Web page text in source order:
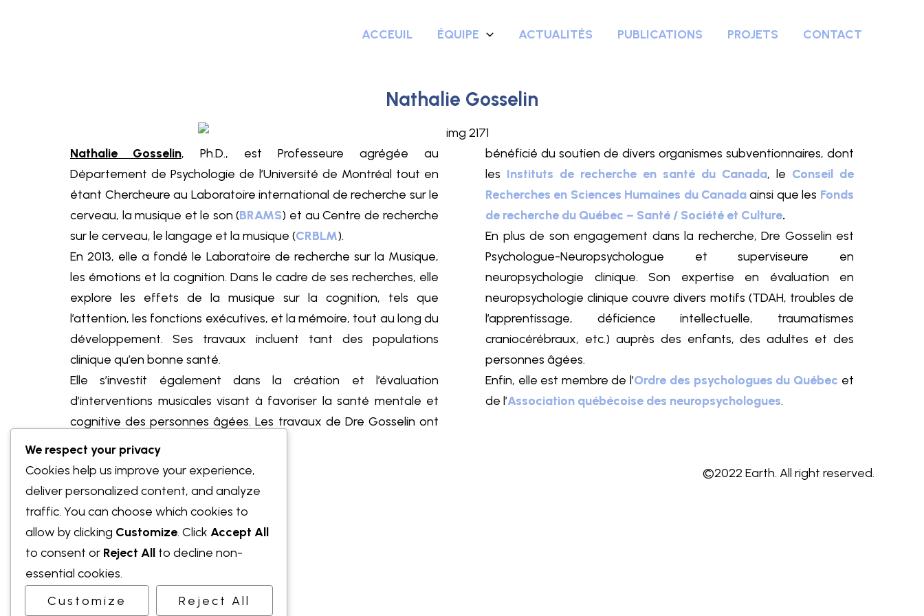
ACCEUIL ÉQUIPE ACTUALITÉS PUBLICATIONS PROJETS CONTACT
Nathalie Gosselin
Nathalie Gosselin, Ph.D., est Professeure agrégée au
Département de Psychologie de l’Université de Montréal tout en
étant Chercheure au Laboratoire international de recherche sur le
cerveau, la musique et le son (BRAMS) et au Centre de recherche
sur le cerveau, le langage et la musique (CRBLM).
En 2013, elle a fondé le Laboratoire de recherche sur la Musique,
les émotions et la cognition. Dans le cadre de ses recherches, elle
explore les effets de la musique sur la cognition, tels que
l’attention, les fonctions exécutives, et la mémoire, tout au long du
développement. Ses travaux incluent tant des populations
clinique qu’en bonne santé.
Elle s’investit également dans la création et l’évaluation
d’interventions musicales visant à favoriser la santé mentale et
cognitive des personnes âgées. Les travaux de Dre Gosselin ont
bénéficié du soutien de divers organismes subventionnaires, dont
les Instituts de recherche en santé du Canada, le Conseil de
Recherches en Sciences Humaines du Canadaainsi que les Fonds
de recherche du Québec – Santé / Société et Culture.
En plus de son engagement dans la recherche, Dre Gosselin est
Psychologue-Neuropsychologue et superviseure en
neuropsychologie clinique. Son expertise en évaluation en
neuropsychologie clinique couvre divers motifs (TDAH, troubles de
l’apprentissage, déficience intellectuelle, traumatismes
craniocérébraux, etc.) auprès des enfants, des adultes et des
personnes âgées.
Enfin, elle est membre de l’Ordre des psychologues du Québec et
de l’Association québécoise des neuropsychologues.
©2022 Earth. All right reserved.
We respect your privacy
Cookies help us improve your experience,
deliver personalized content, and analyze
traffic. You can choose which cookies to
allow by clicking Customize. Click Accept All
to consent or Reject All to decline non-
essential cookies.
Customize
Reject All